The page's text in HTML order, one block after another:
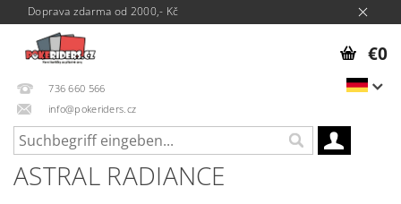
Doprava zdarma od 2000,- Kč
736 660 566
info@pokeriders.cz
€0
ASTRAL RADIANCE